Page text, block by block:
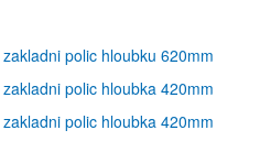
polic hloubku 620mm
polic hloubka 420mm
polic hloubka 420mm